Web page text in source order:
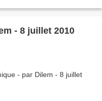
- 8 juillet 2010